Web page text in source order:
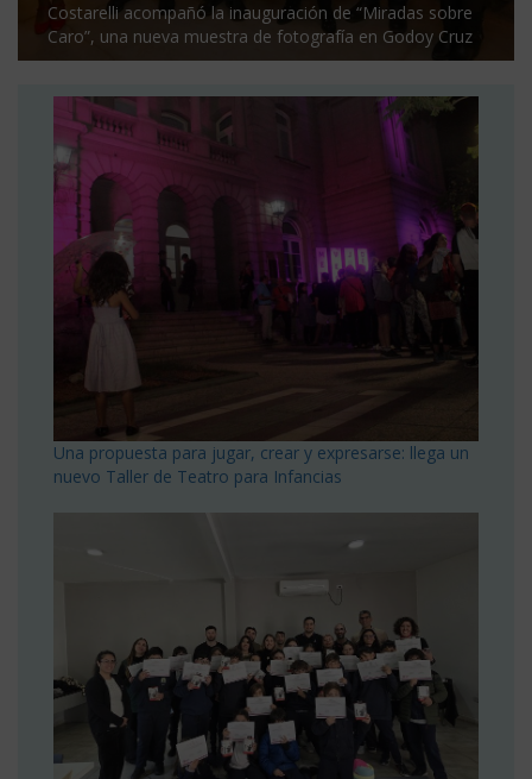
Costarelli acompañó la inauguración de “Miradas sobre
Caro”, una nueva muestra de fotografía en Godoy Cruz
Una propuesta para jugar, crear y expresarse: llega un
nuevo Taller de Teatro para Infancias